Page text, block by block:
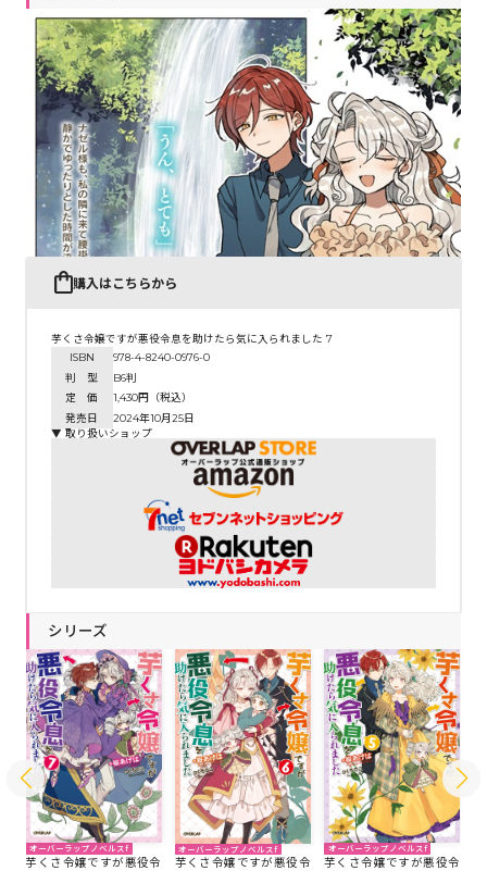
購入はこちらから
芋くさ令嬢ですが悪役令息を助けたら気に入られました 7
ISBN
978-4-8240-0976-0
判 型
B6判
定 価
1,430円（税込）
発売日
2024年10月25日
▼ 取り扱いショップ
シリーズ
オーバーラップノベルスf
芋くさ令嬢ですが悪役令
オーバーラップノベルスf
芋くさ令嬢ですが悪役令
オーバーラップノベルスf
芋くさ令嬢ですが悪役令